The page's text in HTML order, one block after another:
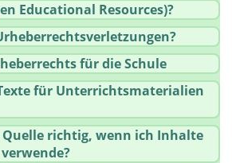
Educational Resources)?
für die Schule
für Unterrichtsmaterialien
Quelle richtig, wenn ich Inhalte